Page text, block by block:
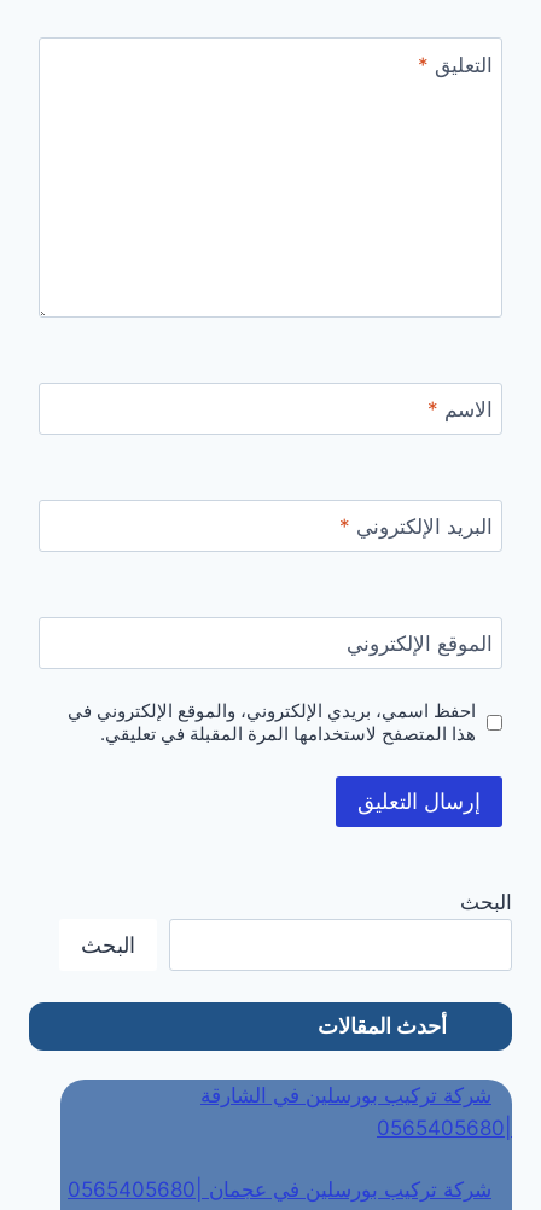
التعليق *
الاسم *
البريد الإلكتروني *
الموقع الإلكتروني
احفظ اسمي، بريدي الإلكتروني، والموقع الإلكتروني في
هذا المتصفح لاستخدامها المرة المقبلة في تعليقي.
البحث
البحث
أحدث المقالات
شركة تركيب بورسلين في الشارقة
شركة تركيب بورسلين في عجمان |0565405680